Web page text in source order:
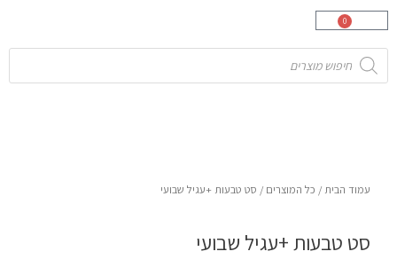
0
עגלת
Products
search
עמוד הבית / כל המוצרים / סט טבעות +עגיל שבועי
סט טבעות +עגיל שבועי